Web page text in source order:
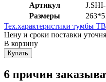
Артикул
Размеры
Тех.характеристики тумбы
Цену и сроки поставки
В корзину
Купить
6 причин